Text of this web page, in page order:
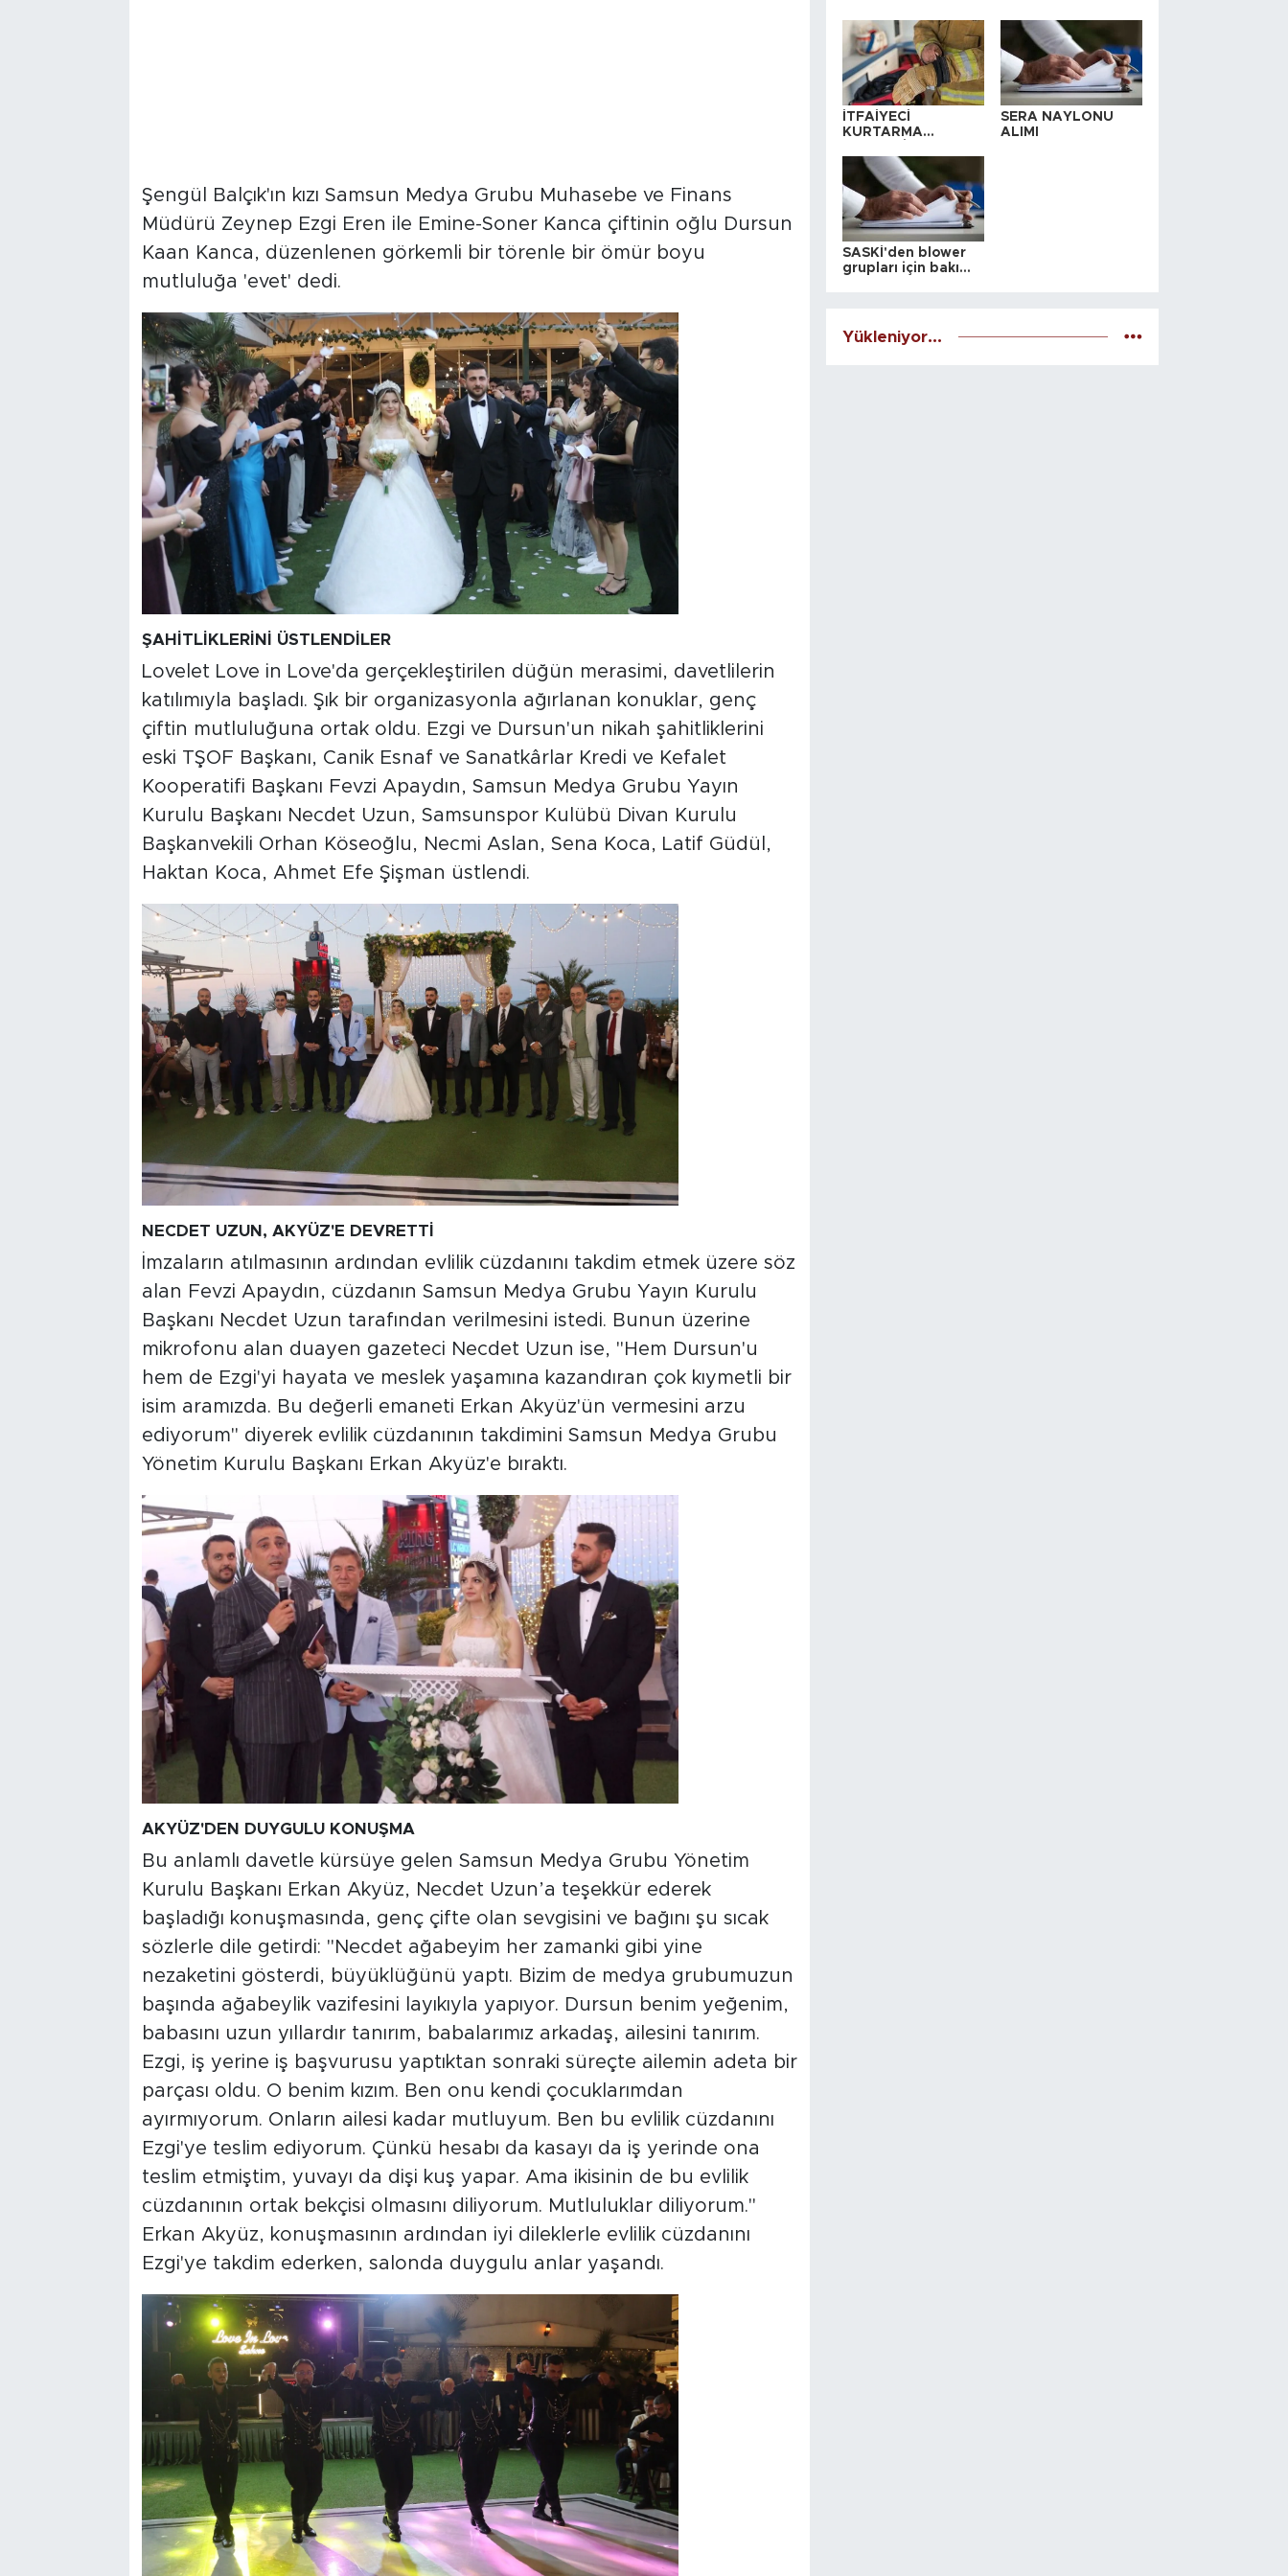
Şengül Balçık'ın kızı Samsun Medya Grubu Muhasebe ve Finans
Müdürü Zeynep Ezgi Eren ile Emine-Soner Kanca çiftinin oğlu Dursun
Kaan Kanca, düzenlenen görkemli bir törenle bir ömür boyu
mutluluğa 'evet' dedi.
ŞAHİTLİKLERİNİ ÜSTLENDİLER
Lovelet Love in Love'da gerçekleştirilen düğün merasimi, davetlilerin
katılımıyla başladı. Şık bir organizasyonla ağırlanan konuklar, genç
çiftin mutluluğuna ortak oldu. Ezgi ve Dursun'un nikah şahitliklerini
eski TŞOF Başkanı, Canik Esnaf ve Sanatkârlar Kredi ve Kefalet
Kooperatifi Başkanı Fevzi Apaydın, Samsun Medya Grubu Yayın
Kurulu Başkanı Necdet Uzun, Samsunspor Kulübü Divan Kurulu
Başkanvekili Orhan Köseoğlu, Necmi Aslan, Sena Koca, Latif Güdül,
Haktan Koca, Ahmet Efe Şişman üstlendi.
NECDET UZUN, AKYÜZ'E DEVRETTİ
İmzaların atılmasının ardından evlilik cüzdanını takdim etmek üzere söz
alan Fevzi Apaydın, cüzdanın Samsun Medya Grubu Yayın Kurulu
Başkanı Necdet Uzun tarafından verilmesini istedi. Bunun üzerine
mikrofonu alan duayen gazeteci Necdet Uzun ise, "Hem Dursun'u
hem de Ezgi'yi hayata ve meslek yaşamına kazandıran çok kıymetli bir
isim aramızda. Bu değerli emaneti Erkan Akyüz'ün vermesini arzu
ediyorum" diyerek evlilik cüzdanının takdimini Samsun Medya Grubu
Yönetim Kurulu Başkanı Erkan Akyüz'e bıraktı.
AKYÜZ'DEN DUYGULU KONUŞMA
Bu anlamlı davetle kürsüye gelen Samsun Medya Grubu Yönetim
Kurulu Başkanı Erkan Akyüz, Necdet Uzun’a teşekkür ederek
başladığı konuşmasında, genç çifte olan sevgisini ve bağını şu sıcak
sözlerle dile getirdi: "Necdet ağabeyim her zamanki gibi yine
nezaketini gösterdi, büyüklüğünü yaptı. Bizim de medya grubumuzun
başında ağabeylik vazifesini layıkıyla yapıyor. Dursun benim yeğenim,
babasını uzun yıllardır tanırım, babalarımız arkadaş, ailesini tanırım.
Ezgi, iş yerine iş başvurusu yaptıktan sonraki süreçte ailemin adeta bir
parçası oldu. O benim kızım. Ben onu kendi çocuklarımdan
ayırmıyorum. Onların ailesi kadar mutluyum. Ben bu evlilik cüzdanını
Ezgi'ye teslim ediyorum. Çünkü hesabı da kasayı da iş yerinde ona
teslim etmiştim, yuvayı da dişi kuş yapar. Ama ikisinin de bu evlilik
cüzdanının ortak bekçisi olmasını diliyorum. Mutluluklar diliyorum."
Erkan Akyüz, konuşmasının ardından iyi dileklerle evlilik cüzdanını
Ezgi'ye takdim ederken, salonda duygulu anlar yaşandı.
İTFAİYECİ
KURTARMA
ALINACAKTIR
SERA NAYLONU
ALIMI
SASKİ'den blower
grupları için bakım
Yükleniyor...